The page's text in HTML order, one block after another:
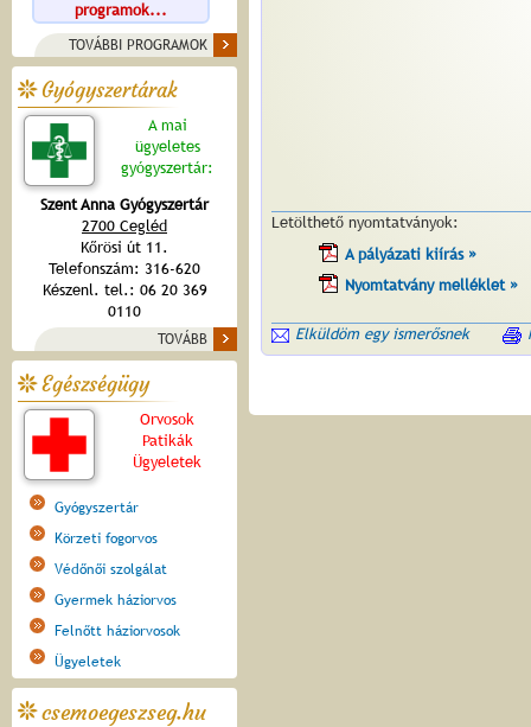
programok...
TOVÁBBI PROGRAMOK
Gyógyszertárak
A mai
ügyeletes
gyógyszertár:
Szent Anna Gyógyszertár
2700 Cegléd
Kőrösi út 11.
Telefonszám: 316-620
Készenl. tel.: 06 20 369
0110
TOVÁBB
Egészségügy
Orvosok
Patikák
Ügyeletek
Gyógyszertár
Körzeti fogorvos
Védőnői szolgálat
Gyermek háziorvos
Felnőtt háziorvosok
Ügyeletek
csemoegeszseg.hu
Letölthető nyomtatványok:
A pályázati kiírás »
Nyomtatvány melléklet »
Elküldöm egy ismerősnek